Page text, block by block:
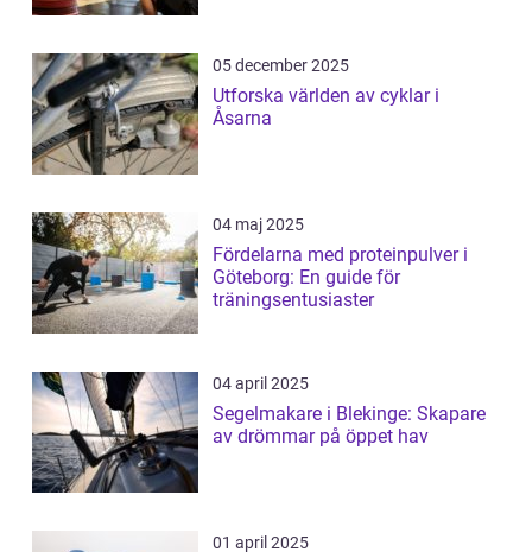
05 december 2025
Utforska världen av cyklar i
Åsarna
04 maj 2025
Fördelarna med proteinpulver i
Göteborg: En guide för
träningsentusiaster
04 april 2025
Segelmakare i Blekinge: Skapare
av drömmar på öppet hav
01 april 2025